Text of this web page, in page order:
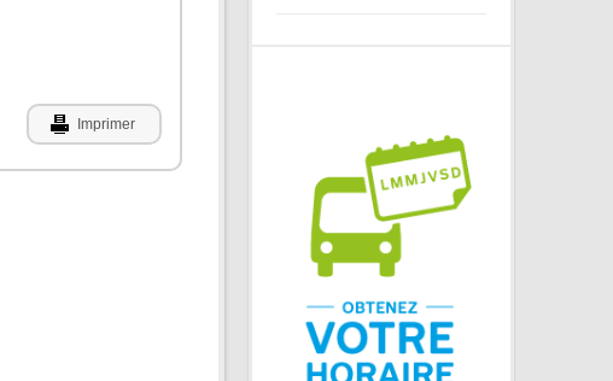
Imprimer